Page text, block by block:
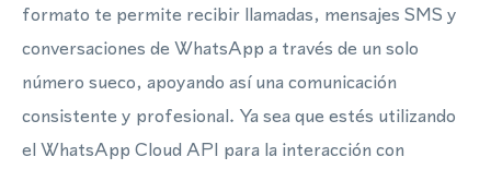
formato te permite recibir llamadas, mensajes SMS y
conversaciones de WhatsApp a través de un solo
número sueco, apoyando así una comunicación
consistente y profesional. Ya sea que estés utilizando
el WhatsApp Cloud API para la interacción con